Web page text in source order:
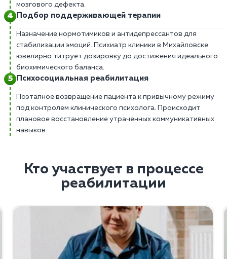
мозгового дефекта.
Подбор поддерживающей терапии
Назначение нормотимиков и антидепрессантов для
стабилизации эмоций. Психиатр клиники в Михайловске
ювелирно титрует дозировку до достижения идеального
биохимического баланса.
Психосоциальная реабилитация
Поэтапное возвращение пациента к привычному режиму
под контролем клинического психолога. Происходит
плановое восстановление утраченных коммуникативных
навыков.
Кто участвует в процессе
реабилитации